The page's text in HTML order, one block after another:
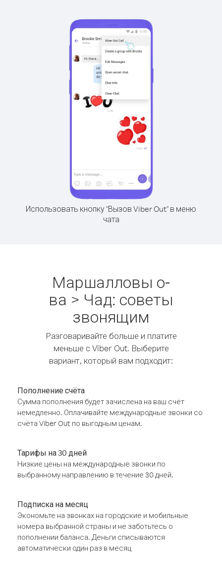
Использовать кнопку "Вызов Viber Out" в меню
чата
Маршалловы о-
ва > Чад: советы
звонящим
Разговаривайте больше и платите
меньше с Viber Out. Выберите
вариант, который вам подходит:
Пополнение счёта
Сумма пополнения будет зачислена на ваш счёт
немедленно. Оплачивайте международные звонки со
счёта Viber Out по выгодным ценам.
Тарифы на 30 дней
Низкие цены на международные звонки по
выбранному направлению в течение 30 дней.
Подписка на месяц
Экономьте на звонках на городские и мобильные
номера выбранной страны и не заботьтесь о
пополнении баланса. Деньги списываются
автоматически один раз в месяц